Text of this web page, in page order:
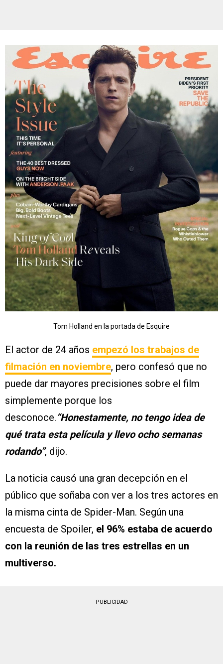
Tom Holland en la portada de Esquire
El actor de 24 años empezó los trabajos de
filmación en noviembre, pero confesó que no
puede dar mayores precisiones sobre el film
simplemente porque los
desconoce.“Honestamente, no tengo idea de
qué trata esta película y llevo ocho semanas
rodando”, dijo.
La noticia causó una gran decepción en el
público que soñaba con ver a los tres actores en
la misma cinta de Spider-Man. Según una
encuesta de Spoiler, el 96% estaba de acuerdo
con la reunión de las tres estrellas en un
multiverso.
PUBLICIDAD